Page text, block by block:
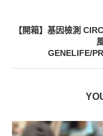
【開箱】基因檢測
GENELIFE/